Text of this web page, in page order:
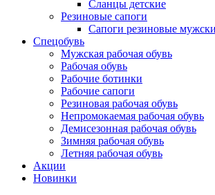
Сланцы детские
Резиновые сапоги
Сапоги резиновые
Спецобувь
Мужская рабочая обувь
Рабочая обувь
Рабочие ботинки
Рабочие сапоги
Резиновая рабочая обувь
Непромокаемая рабочая обувь
Демисезонная рабочая обувь
Зимняя рабочая обувь
Летняя рабочая обувь
Акции
Новинки